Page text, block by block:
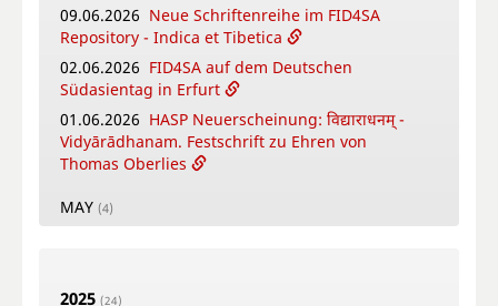
09.06.2026 Neue Schriftenreihe im FID4SA
Repository - Indica et Tibetica
02.06.2026 FID4SA auf dem Deutschen
Südasientag in Erfurt
01.06.2026 HASP Neuerscheinung: विद्याराधनम् -
Vidyārādhanam. Festschrift zu Ehren von
Thomas Oberlies
MAY (4)
in Worship
2025 (24)